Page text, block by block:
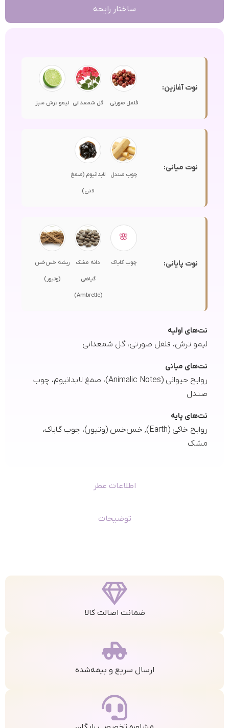
ساختار رایحه
اطلاعات عطر
توضیحات
نوت آغازین:
فلفل صورتی گل شمعدانی لیمو ترش سبز
نوت میانی:
چوب صندل لابدانیوم (صمغ
لادن)
نوت پایانی:
🌸
چوب گایاک دانه مشک
گیاهی
(Ambrette)
ریشه خس‌خس
(وتیور)
نت‌های اولیه
لیمو ترش، فلفل صورتی، گل شمعدانی
نت‌های میانی
روایح حیوانی (Animalic Notes)، صمغ لابدانیوم، چوب
صندل
نت‌های پایه
روایح خاکی (Earth), خس‌خس (وتیور)، چوب گایاک،
مشک
ضمانت اصالت کالا
ارسال سریع و بیمه‌شده